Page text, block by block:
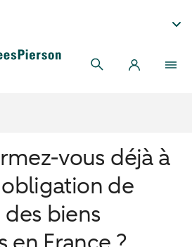
vous déjà à
de
biens